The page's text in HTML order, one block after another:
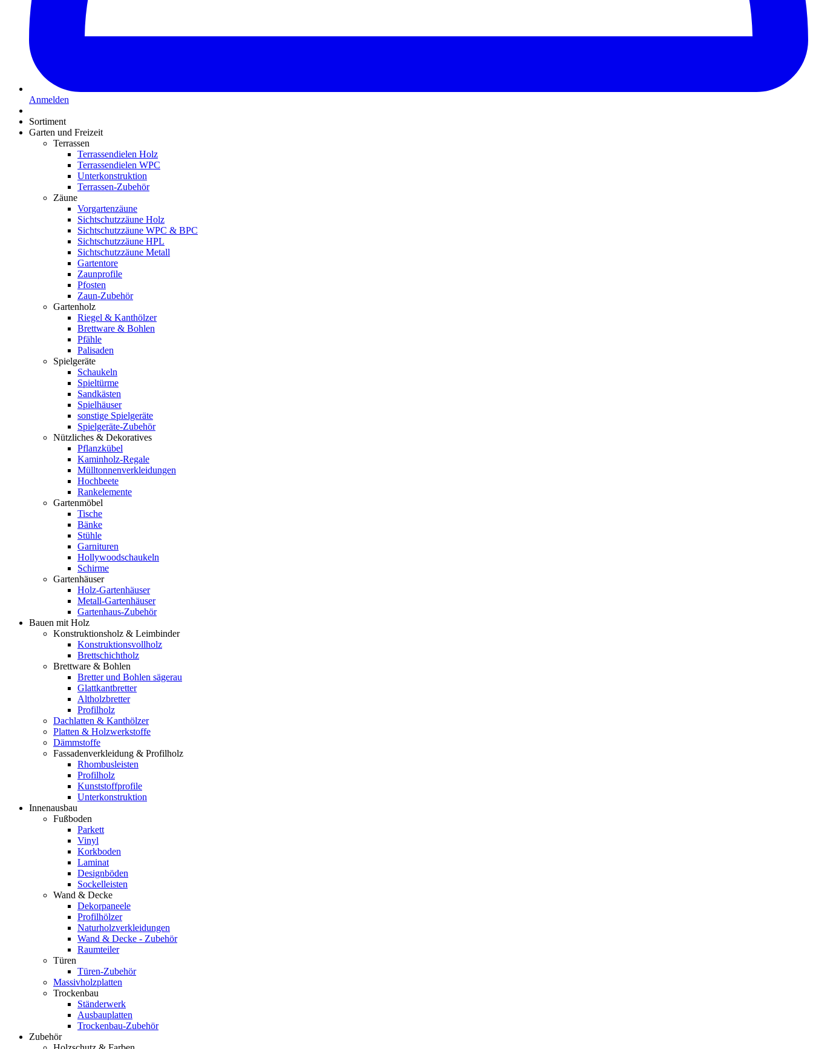
Anmelden
Sortiment
Garten und Freizeit
Terrassen
Terrassendielen Holz
Terrassendielen WPC
Unterkonstruktion
Terrassen-Zubehör
Zäune
Vorgartenzäune
Sichtschutzzäune Holz
Sichtschutzzäune WPC & BPC
Sichtschutzzäune HPL
Sichtschutzzäune Metall
Gartentore
Zaunprofile
Pfosten
Zaun-Zubehör
Gartenholz
Riegel & Kanthölzer
Brettware & Bohlen
Pfähle
Palisaden
Spielgeräte
Schaukeln
Spieltürme
Sandkästen
Spielhäuser
sonstige Spielgeräte
Spielgeräte-Zubehör
Nützliches & Dekoratives
Pflanzkübel
Kaminholz-Regale
Mülltonnenverkleidungen
Hochbeete
Rankelemente
Gartenmöbel
Tische
Bänke
Stühle
Garnituren
Hollywoodschaukeln
Schirme
Gartenhäuser
Holz-Gartenhäuser
Metall-Gartenhäuser
Gartenhaus-Zubehör
Bauen mit Holz
Konstruktionsholz & Leimbinder
Konstruktionsvollholz
Brettschichtholz
Brettware & Bohlen
Bretter und Bohlen sägerau
Glattkantbretter
Altholzbretter
Profilholz
Dachlatten & Kanthölzer
Platten & Holzwerkstoffe
Dämmstoffe
Fassadenverkleidung & Profilholz
Rhombusleisten
Profilholz
Kunststoffprofile
Unterkonstruktion
Innenausbau
Fußboden
Parkett
Vinyl
Korkboden
Laminat
Designböden
Sockelleisten
Wand & Decke
Dekorpaneele
Profilhölzer
Naturholzverkleidungen
Wand & Decke - Zubehör
Raumteiler
Türen
Türen-Zubehör
Massivholzplatten
Trockenbau
Ständerwerk
Ausbauplatten
Trockenbau-Zubehör
Zubehör